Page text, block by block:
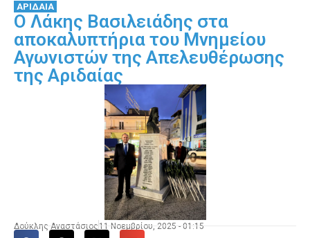
ΑΡΙΔΑΙΑ
Ο Λάκης Βασιλειάδης στα
αποκαλυπτήρια του Μνημείου
Αγωνιστών της Απελευθέρωσης
της Αριδαίας
Δούκλης Αναστάσιος 11 Νοεμβρίου, 2025 - 01:15